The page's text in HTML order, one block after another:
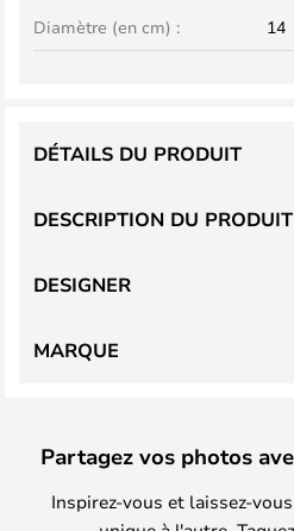
Diamètre (en cm) : 14
DESCRIPTION DU PRODUIT
DÉTAILS DU PRODUIT
DESIGNER
MARQUE
Partagez vos photos
Inspirez-vous et laissez-